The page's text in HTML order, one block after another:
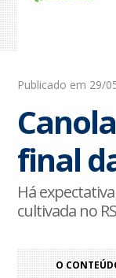
Publicado em 29/
final
Há
cultivada no RS
O